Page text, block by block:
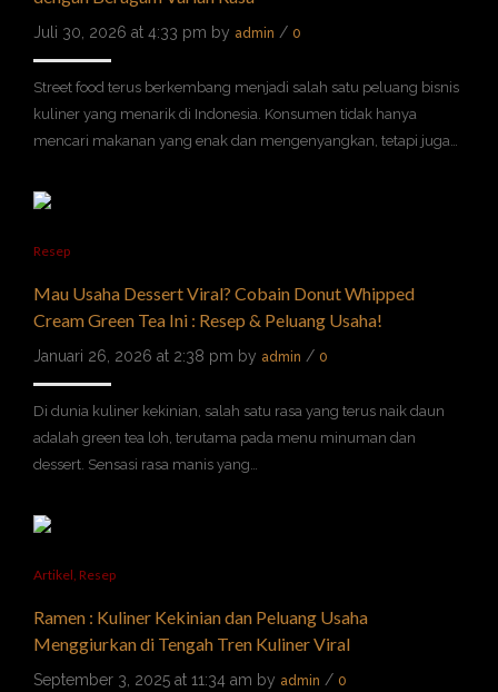
Juli 30, 2026 at 4:33 pm by admin / 0
Street food terus berkembang menjadi salah satu peluang bisnis
kuliner yang menarik di Indonesia. Konsumen tidak hanya
mencari makanan yang enak dan mengenyangkan, tetapi juga…
Resep
Mau Usaha Dessert Viral? Cobain Donut Whipped
Cream Green Tea Ini : Resep & Peluang Usaha!
Januari 26, 2026 at 2:38 pm by admin / 0
Di dunia kuliner kekinian, salah satu rasa yang terus naik daun
adalah green tea loh, terutama pada menu minuman dan
dessert. Sensasi rasa manis yang…
Artikel, Resep
Ramen : Kuliner Kekinian dan Peluang Usaha
Menggiurkan di Tengah Tren Kuliner Viral
September 3, 2025 at 11:34 am by admin / 0